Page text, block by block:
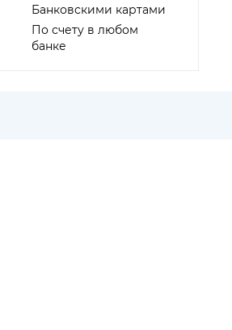
Банковскими картами
По счету в любом
банке